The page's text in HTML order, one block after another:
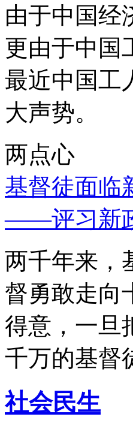
由于中国经
更由于中国
最近中国工
大声势。
两点心
基督徒面临
——评习新
两千年来，
督勇敢走向
得意，一旦
千万的基督
社会民生